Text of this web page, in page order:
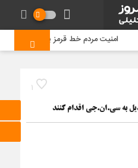
امنیت مردم خط قرمز پلیس است/ افزایش ۴۳ درصدی کشفیات مواد مخدر و رشد ۶۸ درصدی کشف سرقت در
1
به سی.ان.جی اقدام کنند